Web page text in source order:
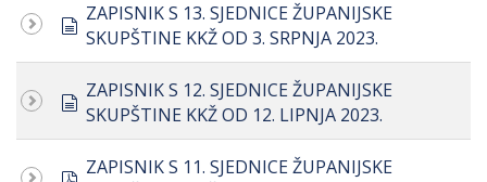
document
ZAPISNIK S 13. SJEDNICE ŽUPANIJSKE
SKUPŠTINE KKŽ OD 3. SRPNJA 2023.
document
ZAPISNIK S 12. SJEDNICE ŽUPANIJSKE
SKUPŠTINE KKŽ OD 12. LIPNJA 2023.
pdf
ZAPISNIK S 11. SJEDNICE ŽUPANIJSKE